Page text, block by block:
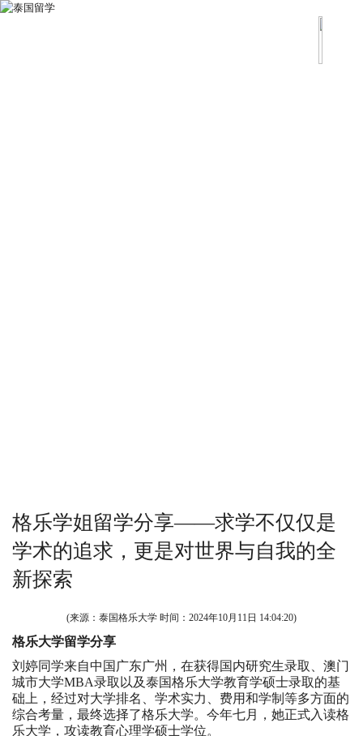
格乐学姐留学分享——求学不仅仅是
学术的追求，更是对世界与自我的全
新探索
(来源：泰国格乐大学 时间： 2024年10月11日 14:04:20)
格乐大学留学分享
刘婷同学来自中国广东广州，在获得国内研究生录取、澳门
城市大学MBA录取以及泰国格乐大学教育学硕士录取的基
础上，经过对大学排名、学术实力、费用和学制等多方面的
综合考量，最终选择了格乐大学。今年七月，她正式入读格
乐大学，攻读教育心理学硕士学位。